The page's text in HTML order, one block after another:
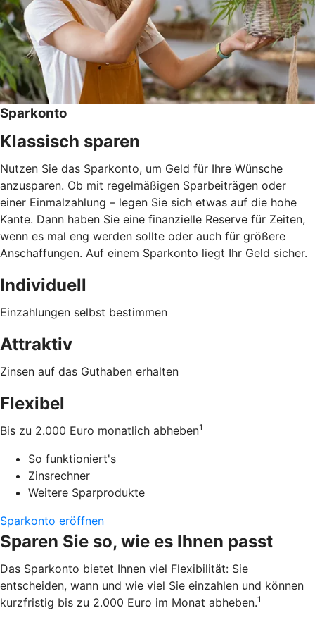
Sparkonto
Klassisch sparen
Nutzen Sie das Sparkonto, um Geld für Ihre Wünsche
anzusparen. Ob mit regelmäßigen Sparbeiträgen oder
einer Einmalzahlung – legen Sie sich etwas auf die hohe
Kante. Dann haben Sie eine finanzielle Reserve für Zeiten,
wenn es mal eng werden sollte oder auch für größere
Anschaffungen. Auf einem Sparkonto liegt Ihr Geld sicher.
Individuell
Einzahlungen selbst bestimmen
Attraktiv
Zinsen auf das Guthaben erhalten
Flexibel
Bis zu 2.000 Euro monatlich abheben1
So funktioniert's
Zinsrechner
Weitere Sparprodukte
Sparkonto eröffnen
Sparen Sie so, wie es Ihnen passt
Das Sparkonto bietet Ihnen viel Flexibilität: Sie
entscheiden, wann und wie viel Sie einzahlen und können
kurzfristig bis zu 2.000 Euro im Monat abheben.1